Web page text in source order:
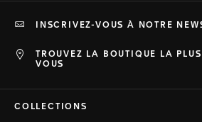
TROUVEZ LA BOUTIQUE LA
VOUS
INSCRIVEZ-VOUS À NOTRE
COLLECTIONS